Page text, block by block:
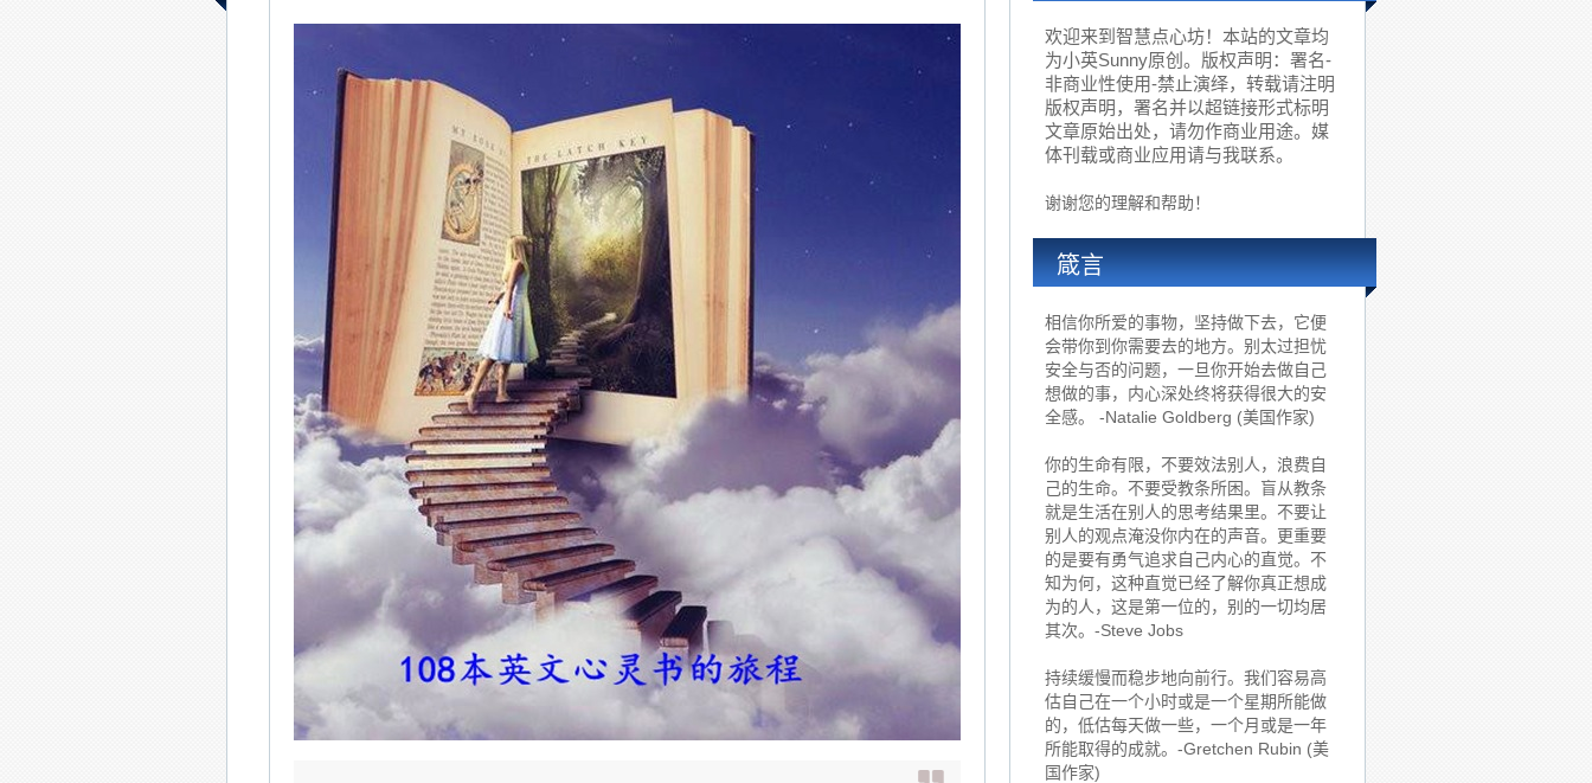
欢迎来到智慧点心坊！本站的文章均
为小英Sunny原创。版权声明：署名-
非商业性使用-禁止演绎，转载请注明
版权声明，署名并以超链接形式标明
文章原始出处，请勿作商业用途。媒
体刊载或商业应用请与我联系。
谢谢您的理解和帮助！
箴言
相信你所爱的事物，坚持做下去，它便
会带你到你需要去的地方。别太过担忧
安全与否的问题，一旦你开始去做自己
想做的事，内心深处终将获得很大的安
全感。 -Natalie Goldberg (美国作家)
你的生命有限，不要效法别人，浪费自
己的生命。不要受教条所困。盲从教条
就是生活在别人的思考结果里。不要让
别人的观点淹没你内在的声音。更重要
的是要有勇气追求自己内心的直觉。不
知为何，这种直觉已经了解你真正想成
为的人，这是第一位的，别的一切均居
其次。-Steve Jobs
持续缓慢而稳步地向前行。我们容易高
估自己在一个小时或是一个星期所能做
的，低估每天做一些，一个月或是一年
所能取得的成就。-Gretchen Rubin (美
国作家)